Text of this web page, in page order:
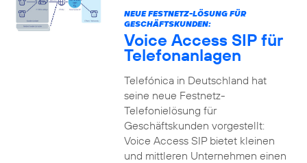
NEUE FESTNETZ-LÖSUNG FÜR
GESCHÄFTSKUNDEN:
Voice Access SIP für
Telefonanlagen
Telefónica in Deutschland hat
seine neue Festnetz-
Telefonielösung für
Geschäftskunden vorgestellt:
Voice Access SIP bietet kleinen
und mittleren Unternehmen einen